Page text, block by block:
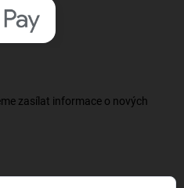
zasílat informace o nových